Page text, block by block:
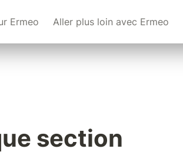
Ermeo Aller plus loin avec Ermeo
section